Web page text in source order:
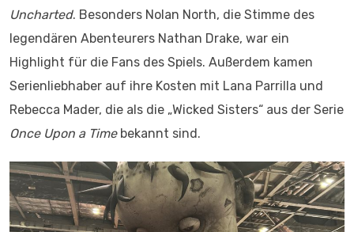
Uncharted. Besonders Nolan North, die Stimme des
legendären Abenteurers Nathan Drake, war ein
Highlight für die Fans des Spiels. Außerdem kamen
Serienliebhaber auf ihre Kosten mit Lana Parrilla und
Rebecca Mader, die als die „Wicked Sisters“ aus der Serie
Once Upon a Timebekannt sind.